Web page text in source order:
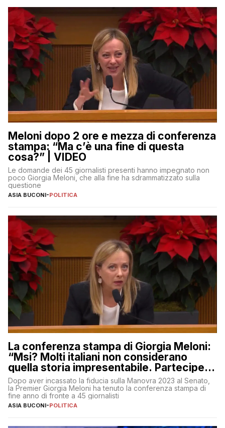
Meloni dopo 2 ore e mezza di conferenza
stampa: “Ma c’è una fine di questa
cosa?” | VIDEO
Le domande dei 45 giornalisti presenti hanno impegnato non
poco Giorgia Meloni, che alla fine ha sdrammatizzato sulla
questione
ASIA BUCONI-POLITICA
La conferenza stampa di Giorgia Meloni:
“Msi? Molti italiani non considerano
quella storia impresentabile. Parteciperò
al 25 aprile”
Dopo aver incassato la fiducia sulla Manovra 2023 al Senato,
la Premier Giorgia Meloni ha tenuto la conferenza stampa di
fine anno di fronte a 45 giornalisti
ASIA BUCONI-POLITICA